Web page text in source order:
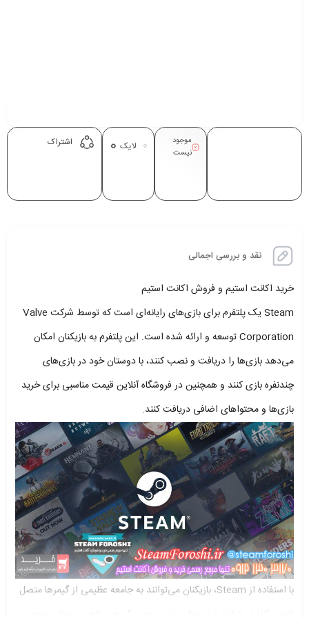
موجود
نیست
لایک 0 اشتراک
نقد و بررسی اجمالی
خرید اکانت استیم و فروش اکانت استیم
Steam یک پلتفرم برای بازی‌های رایانه‌ای است که توسط شرکت Valve
Corporation توسعه و ارائه شده است. این پلتفرم به بازیکنان امکان
می‌دهد بازی‌ها را دریافت و نصب کنند، با دوستان خود در بازی‌های
چندنفره بازی کنند و همچنین در فروشگاه آنلاین قیمت مناسبی برای خرید
بازی‌ها و محتواهای اضافی دریافت کنند.
با استفاده از Steam، بازیکنان می‌توانند به جامعه عظیمی از گیمرها متصل